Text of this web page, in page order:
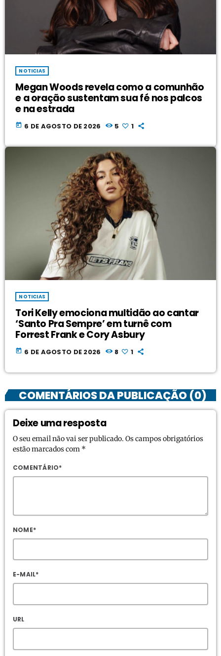
NOTICIAS
Megan Woods revela como a comunhão
e a oração sustentam sua fé nos palcos
e na estrada
today 6 DE AGOSTO DE 2026 5 1
NOTICIAS
Tori Kelly emociona multidão ao cantar
‘Santo Pra Sempre’ em turnê com
Forrest Frank e Cory Asbury
today 6 DE AGOSTO DE 2026 8 1
COMENTÁRIOS DA PUBLICAÇÃO (0)
Deixe uma resposta
O seu email não vai ser publicado. Os campos obrigatórios
estão marcados com *
COMENTÁRIO*
NOME*
E-MAIL*
URL